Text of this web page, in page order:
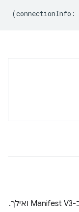
(connectionInfo :
התמיכה ב-Promises קיימת רק ב-Manifest V3 ואילך.